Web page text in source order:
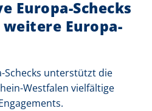
Europa-Schecks
Europa-
Schecks unterstützt die
Westfalen vielfältige